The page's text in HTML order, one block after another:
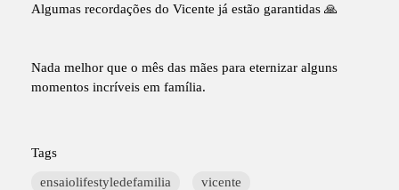
Algumas recordações do Vicente já estão garantidas 🙏
Nada melhor que o mês das mães para eternizar alguns
momentos incríveis em família.
Tags
ensaiolifestyledefamilia
vicente